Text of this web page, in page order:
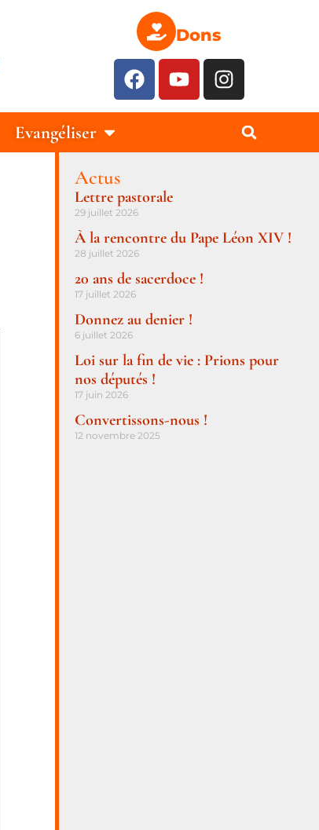
Dons
Evangéliser
Actus
Lettre pastorale
29 juillet 2026
À la rencontre du Pape Léon XIV !
28 juillet 2026
20 ans de sacerdoce !
17 juillet 2026
Donnez au denier !
6 juillet 2026
Loi sur la fin de vie : Prions pour
nos députés !
17 juin 2026
Convertissons-nous !
12 novembre 2025